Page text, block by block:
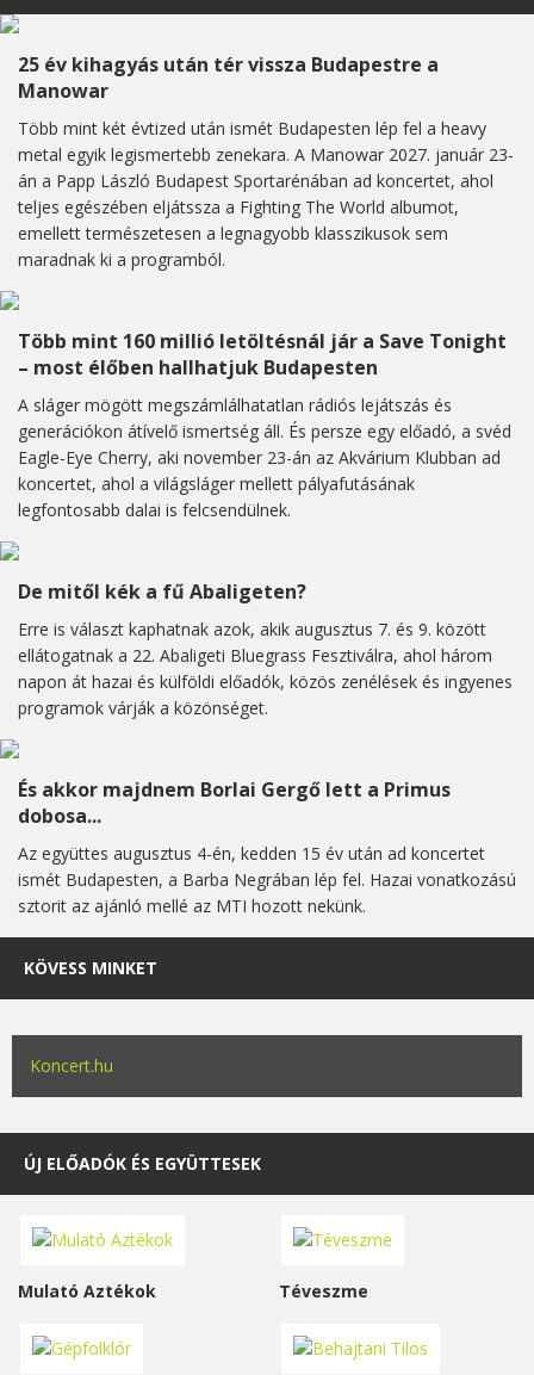
25 év kihagyás után tér vissza Budapestre a
Manowar
Több mint két évtized után ismét Budapesten lép fel a heavy
metal egyik legismertebb zenekara. A Manowar 2027. január 23-
án a Papp László Budapest Sportarénában ad koncertet, ahol
teljes egészében eljátssza a Fighting The World albumot,
emellett természetesen a legnagyobb klasszikusok sem
maradnak ki a programból.
Több mint 160 millió letöltésnál jár a Save Tonight
– most élőben hallhatjuk Budapesten
A sláger mögött megszámlálhatatlan rádiós lejátszás és
generációkon átívelő ismertség áll. És persze egy előadó, a svéd
Eagle-Eye Cherry, aki november 23-án az Akvárium Klubban ad
koncertet, ahol a világsláger mellett pályafutásának
legfontosabb dalai is felcsendülnek.
De mitől kék a fű Abaligeten?
Erre is választ kaphatnak azok, akik augusztus 7. és 9. között
ellátogatnak a 22. Abaligeti Bluegrass Fesztiválra, ahol három
napon át hazai és külföldi előadók, közös zenélések és ingyenes
programok várják a közönséget.
És akkor majdnem Borlai Gergő lett a Primus
dobosa...
Az együttes augusztus 4-én, kedden 15 év után ad koncertet
ismét Budapesten, a Barba Negrában lép fel. Hazai vonatkozású
sztorit az ajánló mellé az MTI hozott nekünk.
KÖVESS MINKET
Koncert.hu
ÚJ ELŐADÓK ÉS EGYÜTTESEK
Mulató Aztékok Téveszme